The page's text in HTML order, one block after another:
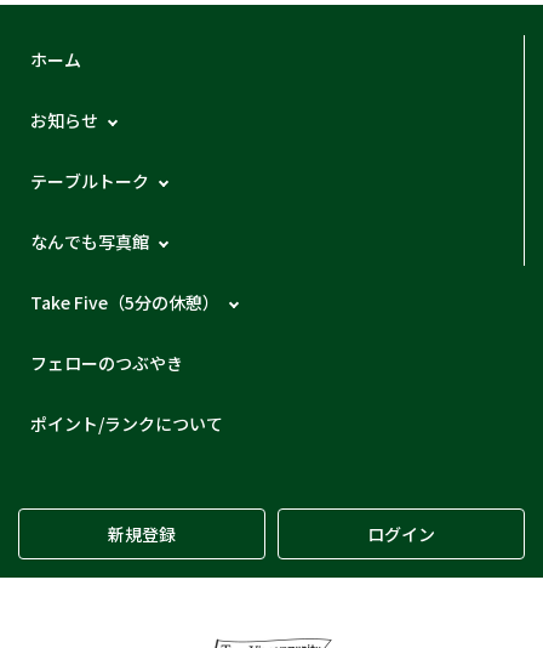
ホーム
お知らせ
テーブルトーク
なんでも写真館
Take Five（5分の休憩）
フェローのつぶやき
ポイント/ランクについて
新規登録 ログイン